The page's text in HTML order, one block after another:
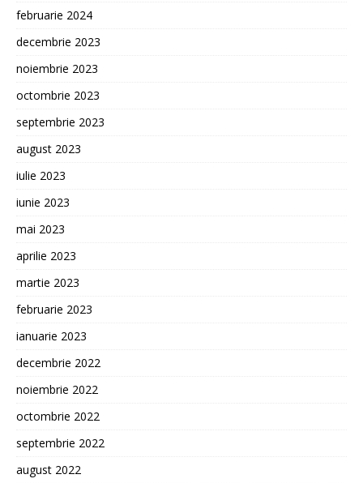
februarie 2024
decembrie 2023
noiembrie 2023
octombrie 2023
septembrie 2023
august 2023
iulie 2023
iunie 2023
mai 2023
aprilie 2023
martie 2023
februarie 2023
ianuarie 2023
decembrie 2022
noiembrie 2022
octombrie 2022
septembrie 2022
august 2022